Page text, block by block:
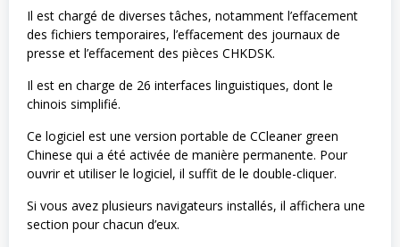
Il est chargé de diverses tâches, notamment l’effacement
des fichiers temporaires, l’effacement des journaux de
presse et l’effacement des pièces CHKDSK.
Il est en charge de 26 interfaces linguistiques, dont le
chinois simplifié.
Ce logiciel est une version portable de CCleaner green
Chinese qui a été activée de manière permanente. Pour
ouvrir et utiliser le logiciel, il suffit de le double-cliquer.
Si vous avez plusieurs navigateurs installés, il affichera une
section pour chacun d’eux.